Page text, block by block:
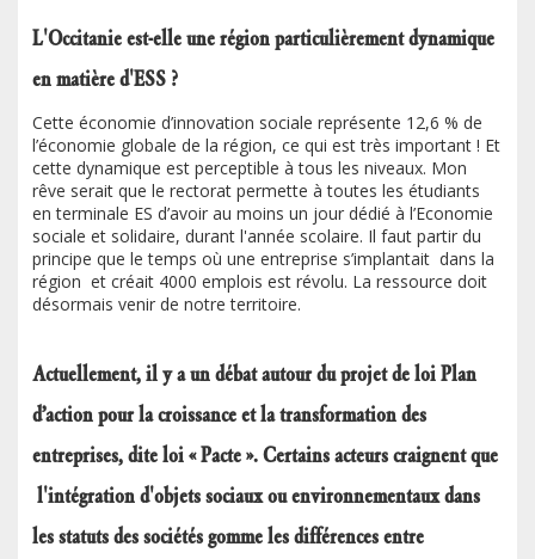
L'Occitanie est-elle une région particulièrement dynamique
en matière d'ESS ?
Cette économie d’innovation sociale représente 12,6 % de
l’économie globale de la région, ce qui est très important ! Et
cette dynamique est perceptible à tous les niveaux. Mon
rêve serait que le rectorat permette à toutes les étudiants
en terminale ES d’avoir au moins un jour dédié à l’Economie
sociale et solidaire, durant l'année scolaire. Il faut partir du
principe que le temps où une entreprise s’implantait dans la
région et créait 4000 emplois est révolu. La ressource doit
désormais venir de notre territoire.
Actuellement, il y a un débat autour du projet de loi Plan
d’action pour la croissance et la transformation des
entreprises, dite loi « Pacte ». Certains acteurs craignent que
l'intégration d'objets sociaux ou environnementaux dans
les statuts des sociétés gomme les différences entre